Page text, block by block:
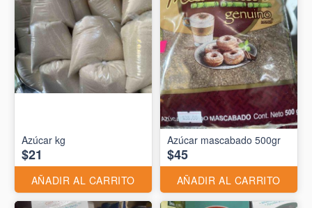
Azúcar kg
$21
AÑADIR AL CARRITO
Azúcar mascabado 500gr
$45
AÑADIR AL CARRITO